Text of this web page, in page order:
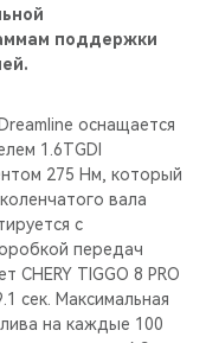
поддержки
оснащается
1.6TGDI
275 Нм, который
вала
с
передач
CHERY TIGGO 8 PRO
сек. Максимальная
на каждые 100